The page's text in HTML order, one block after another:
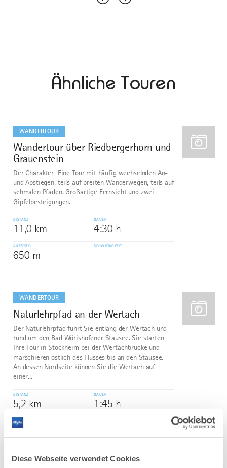
Diese Webseite verwendet Cookies
Ähnliche Touren
WANDERTOUR
1
Wandertour über Riedbergerhorn und
Grauenstein
Der Charakter: Eine Tour mit häufig wechselnden An-
und Abstiegen, teils auf breiten Wanderwegen, teils auf
schmalen Pfaden. Großartige Fernsicht und zwei
Gipfelbesteigungen.
DISTANZ
11,0 km
DAUER
4:30 h
AUFSTIEG
650 m
SCHWIERIGKEIT
-
dazu
WANDERTOUR
2
Naturlehrpfad an der Wertach
Der Naturlehrpfad führt Sie entlang der Wertach und
rund um den Bad Wörishofener Stausee. Sie starten
Ihre Tour in Stockheim bei der Wertachbrücke und
marschieren östlich des Flusses bis an den Stausee.
An dessen Nordseite können Sie die Wertach auf
einer...
DISTANZ
5,2 km
DAUER
1:45 h
AUFSTIEG
11 m
dazu
mehr